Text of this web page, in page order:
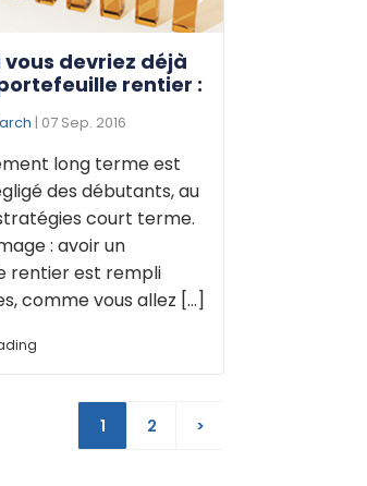
vous devriez déjà
rentier :
| 07 Sep. 2016
long terme est
des débutants, au
court terme.
: avoir un
rentier est rempli
comme vous allez [...]
1 2 >